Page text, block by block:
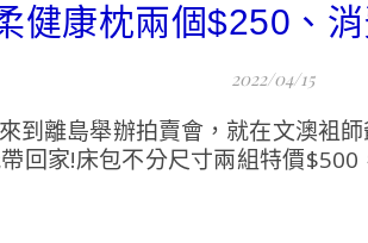
健康枕兩個$250、
2022/04/15
到離島舉辦拍賣會，就在文澳袓
回家!床包不分尺寸兩組特價